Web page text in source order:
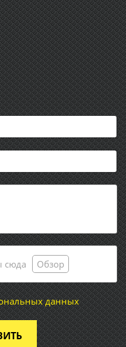
сюда Обзор
данных